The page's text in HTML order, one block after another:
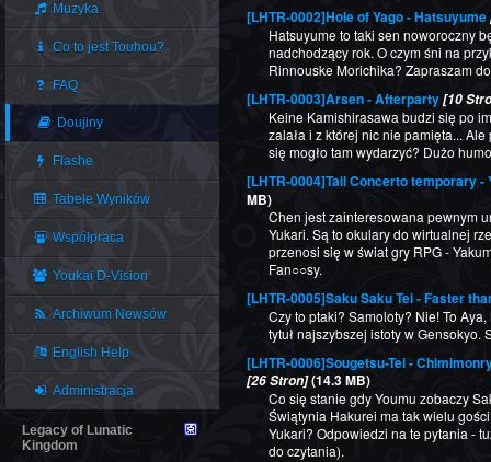
Muzyka
Co to jest Touhou?
FAQ
Doujiny
Flashe
Tabele Wyników
Współpraca
Youkai D-Vision
Archiwum Newsów
English Help
Administracja
Legacy of Lunatic
Kingdom
[LHTR-0002]Hole of Yago - Hatsuyume
Hatsuyume to taki sen noworoczny
nadchodzący rok. O czym śni na
Rinnouske Morichika? Zapraszam
[LHTR-0003]Arsen - Afterparty[10
Keine Kamishirasawa budzi się po
zalała i z której nic nie pamięta...
się mogło tam wydarzyć? Dużo
[LHTR-0004]Tail Concerto temporary -
MB)
Chen jest zainteresowana pewnym
Yukari. Są to okulary do wirtualnej
przenosi się w świat gry RPG -
Fan○○sy.
[LHTR-0005]Saku Saku Tei - Faster
Czy to ptaki? Samoloty? Nie! To
tytuł najszybszej istoty w Gensokyo.
[LHTR-0006]Sougetsu-Tei -
[26 Stron](14.3 MB)
Co się stanie gdy Youmu zobaczy
Świątynia Hakurei ma tak wielu
Yukari? Odpowiedzi na te pytania -
do czytania).